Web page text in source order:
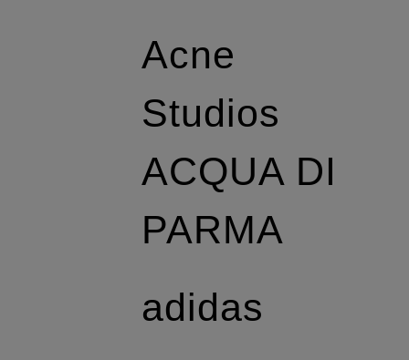
Acne
Studios
ACQUA DI
PARMA
adidas